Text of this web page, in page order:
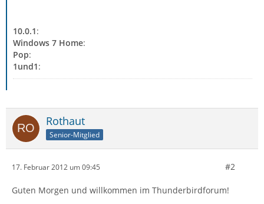
10.0.1:
Windows 7 Home:
Pop:
1und1:
Rothaut
Senior-Mitglied
17. Februar 2012 um 09:45 #2
Guten Morgen und willkommen im Thunderbirdforum!